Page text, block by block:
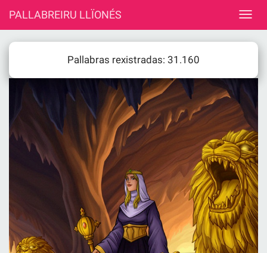
PALLABREIRU LLÏONÉS
Pallabras rexistradas: 31.160